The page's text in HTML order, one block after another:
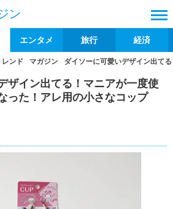
ン
エンタメ 旅行 経済
レンド マガジン ダイソーに可愛いデザイン出て
ザイン出てる！マニアが一度使
った！アレ用の小さなコップ